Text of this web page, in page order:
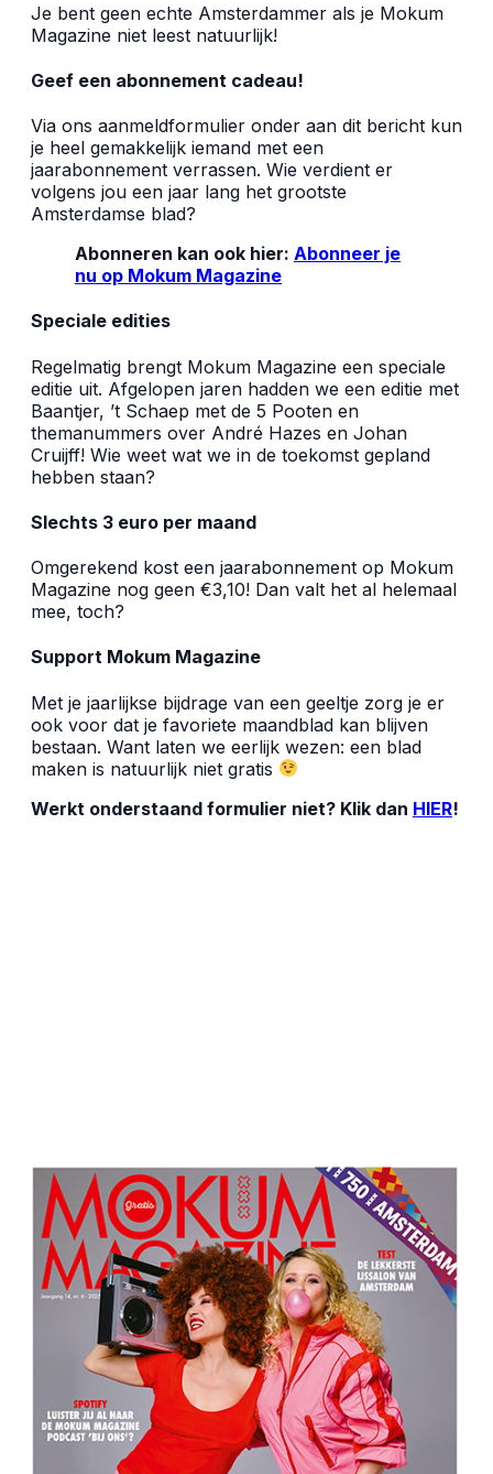
Je bent geen echte Amsterdammer als je Mokum
Magazine niet leest natuurlijk!
Geef een abonnement cadeau!
Via ons aanmeldformulier onder aan dit bericht kun
je heel gemakkelijk iemand met een
jaarabonnement verrassen. Wie verdient er
volgens jou een jaar lang het grootste
Amsterdamse blad?
Abonneren kan ook hier: Abonneer je
nu op Mokum Magazine
Speciale edities
Regelmatig brengt Mokum Magazine een speciale
editie uit. Afgelopen jaren hadden we een editie met
Baantjer, ’t Schaep met de 5 Pooten en
themanummers over André Hazes en Johan
Cruijff! Wie weet wat we in de toekomst gepland
hebben staan?
Slechts 3 euro per maand
Omgerekend kost een jaarabonnement op Mokum
Magazine nog geen €3,10! Dan valt het al helemaal
mee, toch?
Support Mokum Magazine
Met je jaarlijkse bijdrage van een geeltje zorg je er
ook voor dat je favoriete maandblad kan blijven
bestaan. Want laten we eerlijk wezen: een blad
maken is natuurlijk niet gratis
Werkt onderstaand formulier niet? Klik dan HIER!